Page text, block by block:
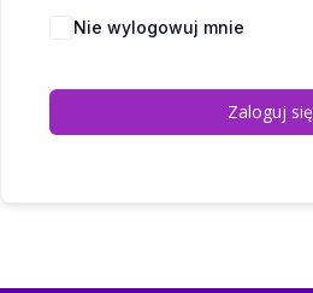
Nie wylogowuj mnie
Zaloguj się